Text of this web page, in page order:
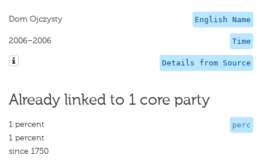
English Name
Dom Ojczysty
Time
2006–2006
Details from Source
Already linked to 1 core party
perc
1 percent
1 percent
since 1750